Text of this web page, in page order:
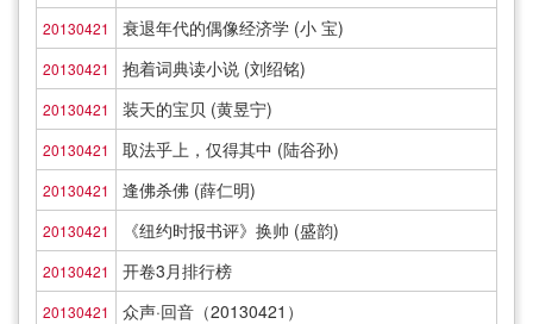
20130421 衰退年代的偶像经济学 (小 宝)
20130421 抱着词典读小说 (刘绍铭)
20130421 装天的宝贝 (黄昱宁)
20130421 取法乎上，仅得其中 (陆谷孙)
20130421 逢佛杀佛 (薛仁明)
20130421 《纽约时报书评》换帅 (盛韵)
20130421 开卷3月排行榜
20130421 众声·回音（20130421）